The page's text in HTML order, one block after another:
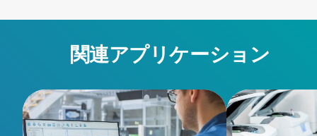
関連アプリケーション